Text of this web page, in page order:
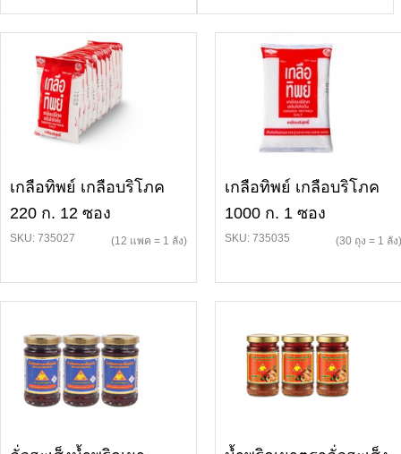
เกลือทิพย์ เกลือบริโภค
220 ก. 12 ซอง
SKU: 735027 (12 แพค = 1 ลัง)
เกลือทิพย์ เกลือบริโภค
1000 ก. 1 ซอง
SKU: 735035 (30 ถุง = 1 ลัง)